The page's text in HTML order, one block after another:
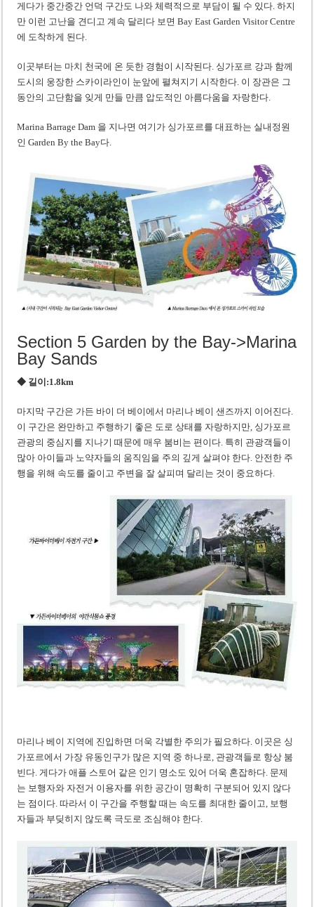
게다가 중간중간 언덕 구간도 나와 체력적으로 부담이 될 수 있다. 하지
만 이런 고난을 견디고 계속 달리다 보면 Bay East Garden Visitor Centre
에 도착하게 된다.
이곳부터는 마치 천국에 온 듯한 경험이 시작된다. 싱가포르 강과 함께
도시의 웅장한 스카이라인이 눈앞에 펼쳐지기 시작한다. 이 장관은 그
동안의 고단함을 잊게 만들 만큼 압도적인 아름다움을 자랑한다.
Marina Barrage Dam 을 지나면 여기가 싱가포르를 대표하는 실내정원
인 Garden By the Bay다.
Section 5 Garden by the Bay->Marina
Bay Sands
◆ 길이:1.8km
마지막 구간은 가든 바이 더 베이에서 마리나 베이 샌즈까지 이어진다.
이 구간은 완만하고 주행하기 좋은 도로 상태를 자랑하지만, 싱가포르
관광의 중심지를 지나기 때문에 매우 붐비는 편이다. 특히 관광객들이
많아 아이들과 노약자들의 움직임을 주의 깊게 살펴야 한다. 안전한 주
행을 위해 속도를 줄이고 주변을 잘 살피며 달리는 것이 중요하다.
마리나 베이 지역에 진입하면 더욱 각별한 주의가 필요하다. 이곳은 싱
가포르에서 가장 유동인구가 많은 지역 중 하나로, 관광객들로 항상 붐
빈다. 게다가 애플 스토어 같은 인기 명소도 있어 더욱 혼잡하다. 문제
는 보행자와 자전거 이용자를 위한 공간이 명확히 구분되어 있지 않다
는 점이다. 따라서 이 구간을 주행할 때는 속도를 최대한 줄이고, 보행
자들과 부딪히지 않도록 극도로 조심해야 한다.